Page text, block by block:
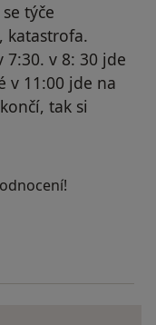
týče
katastrofa.
v 8: 30 jde
v 11:00 jde na
tak si
účet byl odstraněn